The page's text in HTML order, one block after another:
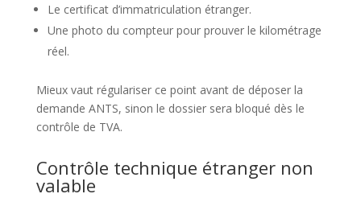
Le certificat d’immatriculation étranger.
Une photo du compteur pour prouver le kilométrage
réel.
Mieux vaut régulariser ce point avant de déposer la
demande ANTS, sinon le dossier sera bloqué dès le
contrôle de TVA.
Contrôle technique étranger non
valable